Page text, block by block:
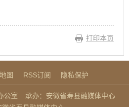
打印本页
图 RSS订阅 隐私保护
公室
承办：安徽省寿县融媒体中心